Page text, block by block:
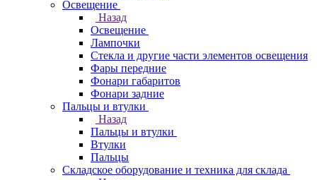
Освещение
Назад
Освещение
Лампочки
Стекла и другие части элементов освещения
Фары передние
Фонари габаритов
Фонари задние
Пальцы и втулки
Назад
Пальцы и втулки
Втулки
Пальцы
Складское оборудование и техника для склада